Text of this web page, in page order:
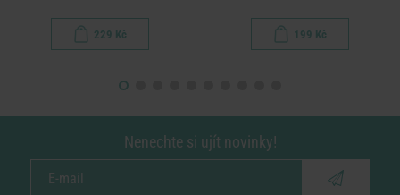
229 Kč 199 Kč
Nenechte si ujít novinky!